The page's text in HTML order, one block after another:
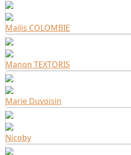
Maïlis COLOMBIE
Manon TEXTORIS
Marie Duvoisin
Nicoby